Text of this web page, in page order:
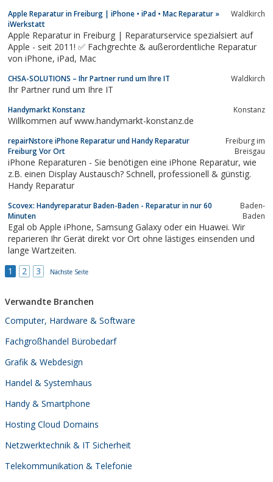
Dienstleistungen rund um das Internet an, wir sind Ihr
Apple Reparatur in Freiburg | iPhone • iPad • Mac Reparatur »
iWerkstatt
Waldkirch
Apple Reparatur in Freiburg | Reparaturservice spezialsiert auf
Apple - seit 2011! ✅ Fachgrechte & außerordentliche Reparatur
von iPhone, iPad, Mac
CHSA-SOLUTIONS – Ihr Partner rund um Ihre IT Waldkirch
Ihr Partner rund um Ihre IT
Handymarkt Konstanz Konstanz
Willkommen auf www.handymarkt-konstanz.de
repairNstore iPhone Reparatur und Handy Reparatur
Freiburg Vor Ort
Freiburg im
Breisgau
iPhone Reparaturen - Sie benötigen eine iPhone Reparatur, wie
z.B. einen Display Austausch? Schnell, professionell & günstig.
Handy Reparatur
Scovex: Handyreparatur Baden-Baden - Reparatur in nur 60
Minuten
Baden-
Baden
Egal ob Apple iPhone, Samsung Galaxy oder ein Huawei. Wir
reparieren Ihr Gerät direkt vor Ort ohne lästiges einsenden und
lange Wartzeiten.
1
2 3 Nächste Seite
Verwandte Branchen
Computer, Hardware & Software
Fachgroßhandel Bürobedarf
Grafik & Webdesign
Handel & Systemhaus
Handy & Smartphone
Hosting Cloud Domains
Netzwerktechnik & IT Sicherheit
Telekommunikation & Telefonie